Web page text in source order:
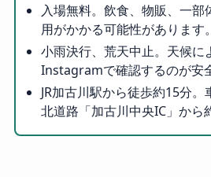
入場無料。飲食、物販、一部
用がかかる可能性があります。
小雨決行、荒天中止。天候に
Instagramで確認するのが安
JR加古川駅から徒歩約15分
北道路「加古川中央IC」から